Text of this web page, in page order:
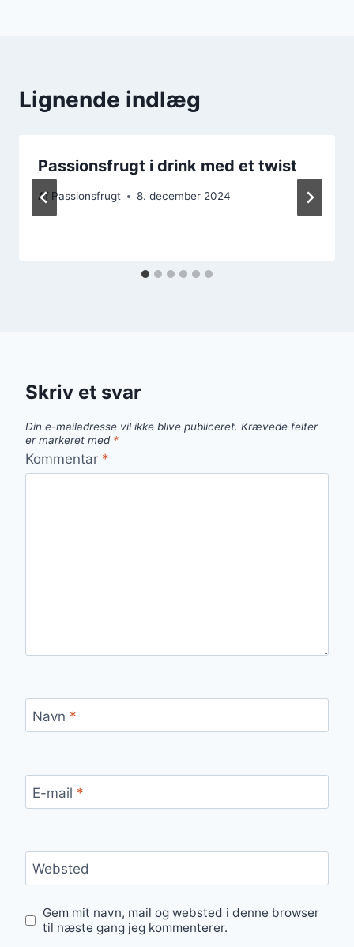
Lignende indlæg
Passionsfrugt i drink med et twist
Af Passionsfrugt 8. december 2024
Skriv et svar
Din e-mailadresse vil ikke blive publiceret. Krævede felter
er markeret med *
Kommentar *
Navn *
E-mail *
Websted
Gem mit navn, mail og websted i denne browser
til næste gang jeg kommenterer.